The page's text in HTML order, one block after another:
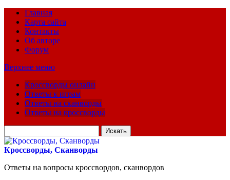
Главная
Карта сайта
Контакты
Об авторе
Форум
Верхнее меню
Кроссворды онлайн
Ответы к играм
Ответы на сканворды
Ответы на кроссворды
для:
Кроссворды, Сканворды
Ответы на вопросы кроссвордов, сканвордов